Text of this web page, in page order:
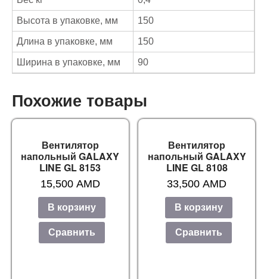
Высота в упаковке, мм 150
Длина в упаковке, мм 150
Ширина в упаковке, мм 90
Похожие товары
Вентилятор
напольный GALAXY
LINE GL 8153
15,500 AMD
В корзину
Сравнить
Вентилятор
напольный GALAXY
LINE GL 8108
33,500AMD
В корзину
Сравнить